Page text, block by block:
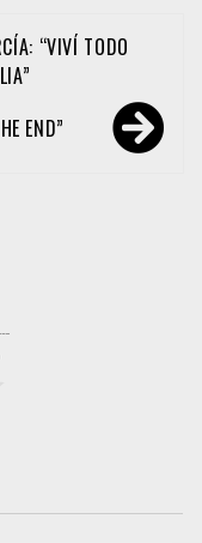
“VIVÍ TODO
END”